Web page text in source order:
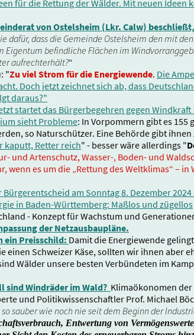
für die Rettung der Wälder. Mit neuen
von Ostelsheim (Lkr. Calw)
dafür, dass die Gemeinde Ostelsheim den mit
befindliche Flächen im
aufrechterhält?“
"Zu viel Strom für die Energiewende. Die
Doch jetzt zeichnet sich ab, dass
daraus?"
startet das Bürgerbegehren gegen Windkraft
sieht Probleme: In Vorpommern gibt es 155
so Naturschützer. Eine Behörde gibt ihnen
kaputt, Retter reich" - besser wäre allerdings "
und Artenschutz, Wasser-, Boden- und
es um die „Rettung des Weltklimas“ – in
am Sonntag 8. Dezember 2024
in Baden-Württemberg: Maßlos und zügellos
- Konzept für Wachstum und
der Netzausbaupläne.
ein Preisschild: Damit die Energiewende
einen Schweizer Käse, sollten wir ihnen aber
Wälder unsere besten Verbündeten im
sind Windräder im Wald? Klimaökonomen
und Politikwissenschaftler Prof. Michael
sauber wie noch nie seit dem Beginn der
Entwertung von